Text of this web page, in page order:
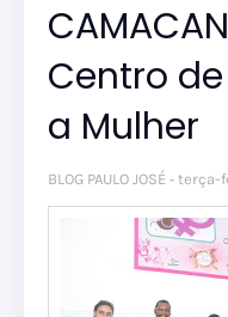
Centro
a Mulher
BLOG PAULO JOSÉ terça-